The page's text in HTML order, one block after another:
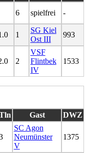
6 spielfrei -
1
SG Kiel
Ost III
993
2
VSF
Flintbek
IV
1533
Gast DWZ
SC Agon
Neumünster
V
1375